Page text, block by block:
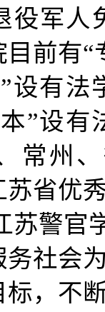
役军人
前有“
设有法
”设有
常州
苏省优
苏警官
务社会
，不